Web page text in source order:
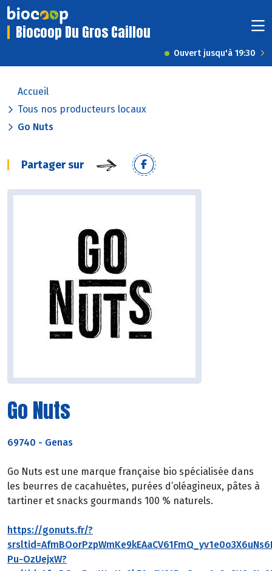
Biocoop Du Gros Caillou
Ouvert jusqu'à 19:30
Accueil
Tous nos producteurs locaux
Go Nuts
Partager sur
Go Nuts
69740 - Genas
Go Nuts est une marque française bio spécialisée dans
les beurres de cacahuètes, purées d’oléagineux, pâtes à
tartiner et snacks gourmands 100 % naturels.
https://gonuts.fr/?
Pu-OzUejxW?